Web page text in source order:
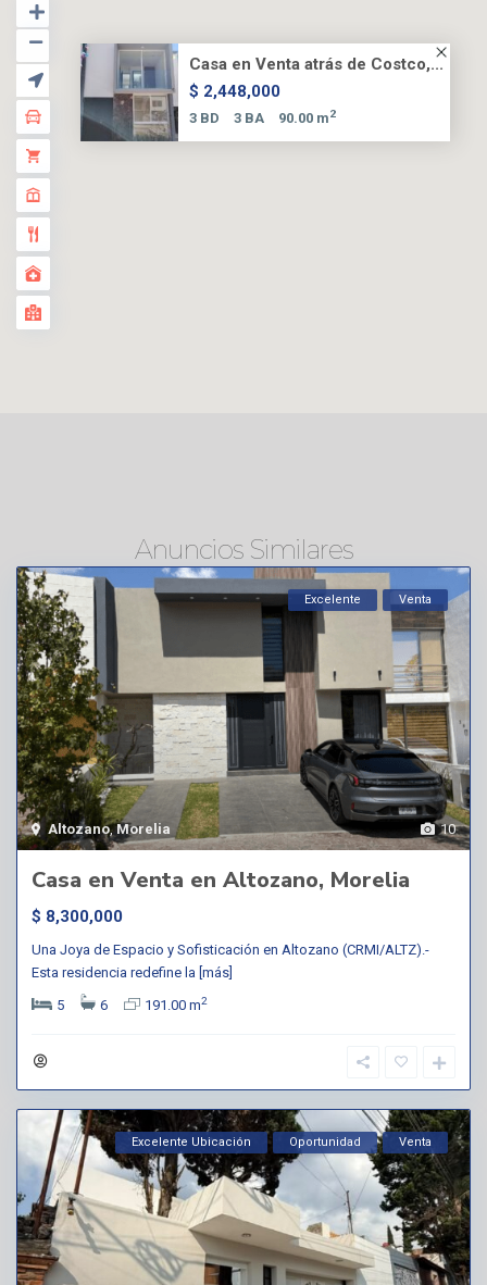
Casa en Venta atrás de Costco,...
$ 2,448,000
3 BD 3 BA 90.00 m2
Anuncios Similares
10
Altozano,Morelia
Excelente Venta
Casa en Venta en Altozano, Morelia
$ 8,300,000
Una Joya de Espacio y Sofisticación en Altozano (CRMI/ALTZ).-
Esta residencia redefine la [más]
5
6 191.00 m2
Excelente Ubicación Oportunidad Venta